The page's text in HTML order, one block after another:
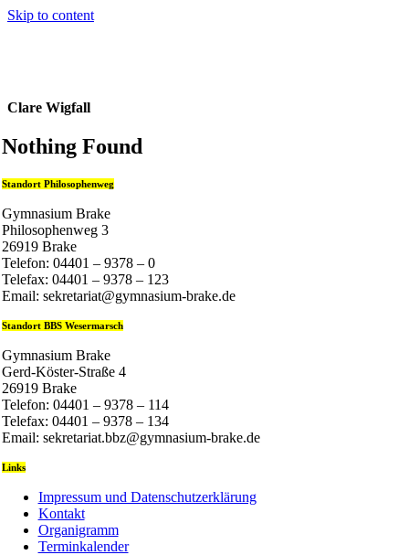
Skip to content
Clare Wigfall
Nothing Found
Standort Philosophenweg
Gymnasium Brake
Philosophenweg 3
26919 Brake
Telefon: 04401 – 9378 – 0
Telefax: 04401 – 9378 – 123
Email: sekretariat@gymnasium-brake.de
Standort BBS Wesermarsch
Gymnasium Brake
Gerd-Köster-Straße 4
26919 Brake
Telefon: 04401 – 9378 – 114
Telefax: 04401 – 9378 – 134
Email: sekretariat.bbz@gymnasium-brake.de
Links
Impressum und Datenschutzerklärung
Kontakt
Organigramm
Terminkalender